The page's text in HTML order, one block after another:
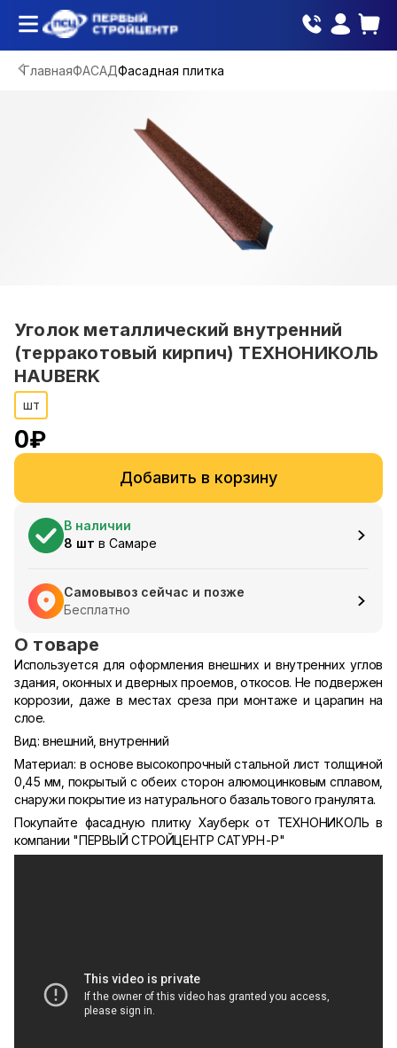
ГлавнаяФАСАДФасадная плитка
Уголок металлический внутренний
(терракотовый кирпич) ТЕХНОНИКОЛЬ
HAUBERK
шт
0₽
Добавить в корзину
В наличии
8 шт в Самаре
Самовывоз сейчас и позже
Бесплатно
О товаре
Используется для оформления внешних и внутренних углов
здания, оконных и дверных проемов, откосов. Не подвержен
коррозии, даже в местах среза при монтаже и царапин на
слое.
Вид: внешний, внутренний
Материал: в основе высокопрочный стальной лист толщиной
0,45 мм, покрытый с обеих сторон алюмоцинковым сплавом,
снаружи покрытие из натурального базальтового гранулята.
Покупайте фасадную плитку Хауберк от ТЕХНОНИКОЛЬ в
компании "ПЕРВЫЙ СТРОЙЦЕНТР САТУРН-Р"